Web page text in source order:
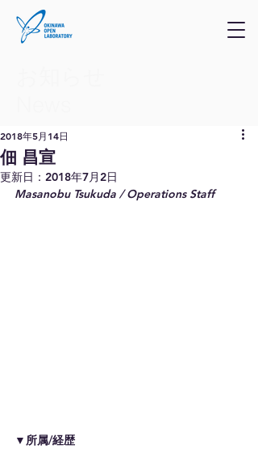
佃 昌宣
2018年5月14日
更新日： 2018年7月2日
Masanobu Tsukuda / Operations Staff
▼所属/経歴